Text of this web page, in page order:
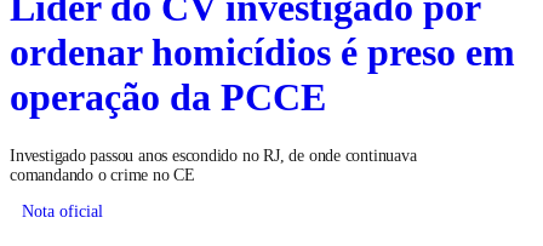
ordenar homicídios é preso em
operação da PCCE
Investigado passou anos escondido no RJ, de onde continuava
comandando o crime no CE
Nota oficial